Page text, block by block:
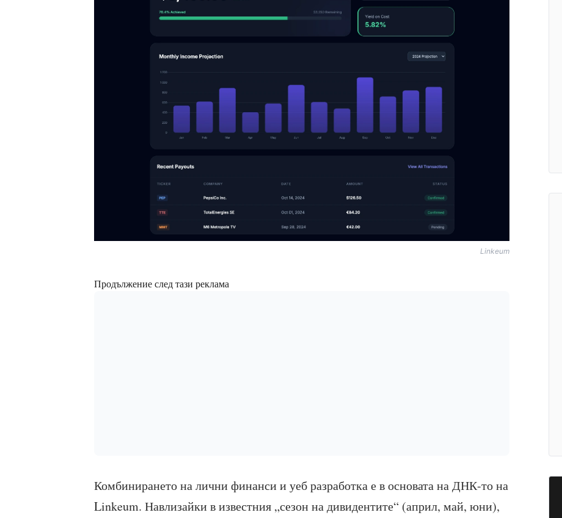
Linkeum
Продължение след тази реклама
Комбинирането на лични финанси и уеб разработка е в основата на ДНК-то на
Linkeum. Навлизайки в известния „сезон на дивидентите“ (април, май, юни),